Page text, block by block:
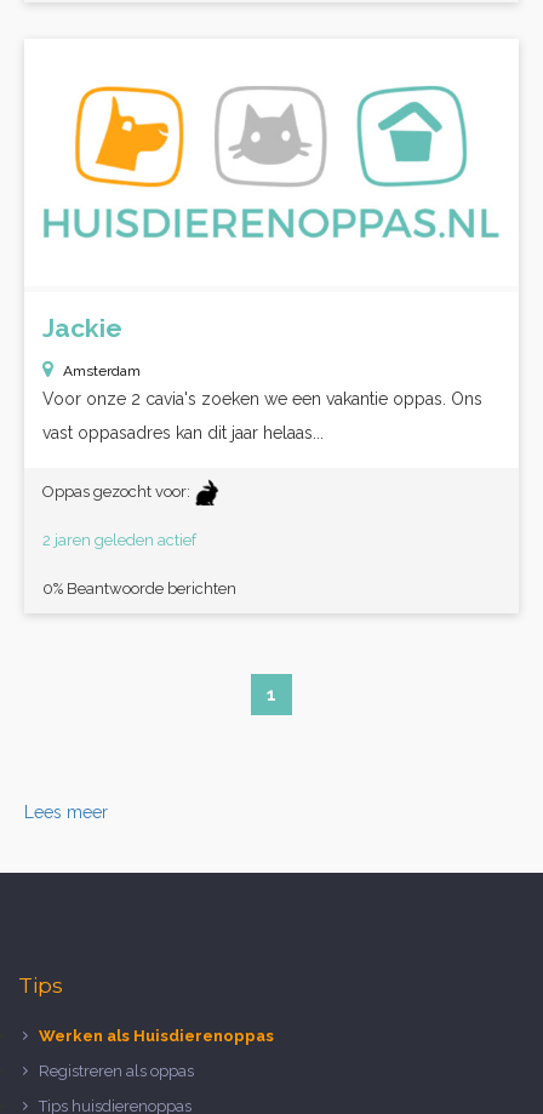
Jackie
Amsterdam
Voor onze 2 cavia's zoeken we een vakantie oppas. Ons
vast oppasadres kan dit jaar helaas...
Oppas gezocht voor:
2 jaren geleden actief
0% Beantwoorde berichten
1
Lees meer
Tips
Werken als Huisdierenoppas
Registreren als oppas
Tips huisdierenoppas